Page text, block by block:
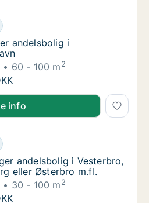
andelsbolig i Storkøbenhavn
andelsbolig i Storkøbenhavn
andelsbolig i
60 - 100 m2
andelsbolig i Storkøbenhavn
i Storkøbenhavn
info
andelsbolig i Vesterbro,
andelsbolig i Vesterbro,
andelsbolig i Vesterbro,
eller Østerbro m.fl.
30 - 100 m2
andelsbolig i Vesterbro,